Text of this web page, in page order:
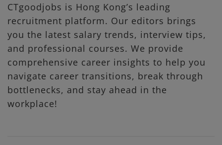
CTgoodjobs is Hong Kong’s leading
recruitment platform. Our editors brings
you the latest salary trends, interview tips,
and professional courses. We provide
comprehensive career insights to help you
navigate career transitions, break through
bottlenecks, and stay ahead in the
workplace!